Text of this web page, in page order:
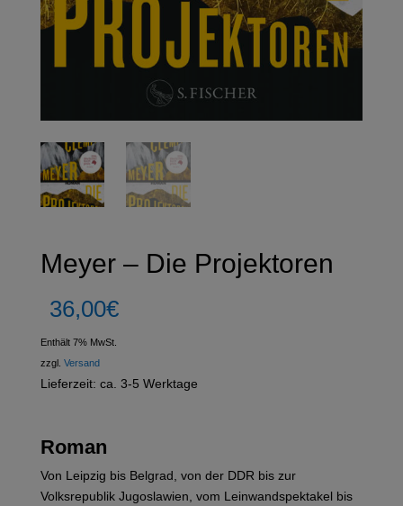
Meyer – Die Projektoren
36,00€
Enthält 7% MwSt.
zzgl. Versand
Lieferzeit: ca. 3-5 Werktage
Roman
Von Leipzig bis Belgrad, von der DDR bis zur
Volksrepublik Jugoslawien, vom Leinwandspektakel bis